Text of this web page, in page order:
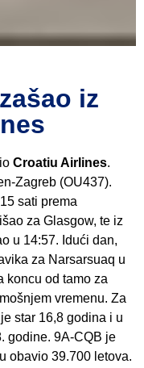
iz
Croatiu Airlines.
Zagreb (OU437).
sati prema
za Glasgow, te iz
u 14:57. Idući dan,
za Narsarsuaq u
koncu od tamo za
vremenu. Za
star 16,8 godina i u
godine. 9A-CQB je
obavio 39.700 letova.